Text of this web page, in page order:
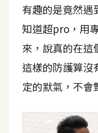
網
域
S
E
O
工
有趣的是竟然遇
知道超pro，用
來，說真的在這
這樣的防護算沒
定的默氣，不會